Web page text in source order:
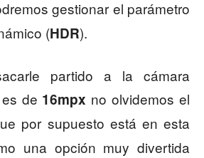
gestionar el parámetro
(HDR).
partido a la cámara
de 16mpx no olvidemos el
por supuesto está en esta
una opción muy divertida